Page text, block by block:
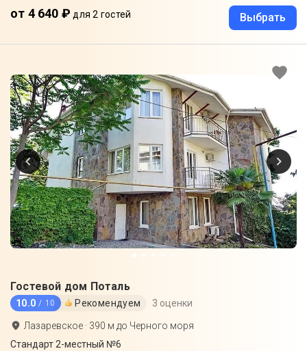
от 4 640 ₽ для 2 гостей Выбрать
Гостевой дом Поталь
10.0 / 10 Рекомендуем 3 оценки
Лазаревское · 390 м до Черного моря
Стандарт 2-местный №6